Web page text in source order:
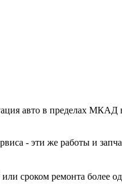
авто в пределах МКАД
- эти же работы и
сроком ремонта более